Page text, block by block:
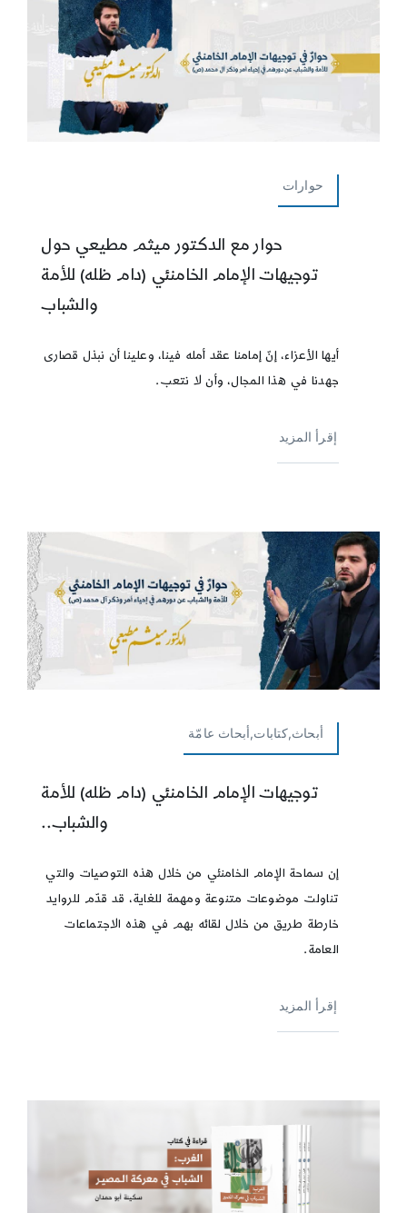
حوارات
حوار مع الدكتور ميثم مطيعي حول
توجيهات الإمام الخامنئي (دام ظله) للأمة
والشباب
أيها الأعزاء، إنّ إمامنا عقد أمله فينا، وعلينا أن نبذل قصارى
جهدنا في هذا المجال، وأن لا نتعب.
إقرأ المزيد
أبحاث,كتابات,أبحاث عامّة
توجيهات الإمام الخامنئي (دام ظله) للأمة
والشباب..
إن سماحة الإمام الخامنئي من خلال هذه التوصيات والتي
تناولت موضوعات متنوعة ومهمة للغاية، قد قدّم للروايد
خارطة طريق من خلال لقائه بهم في هذه الاجتماعات
العامة.
إقرأ المزيد